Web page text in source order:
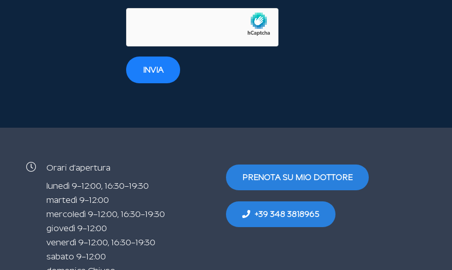
INVIA
Orari d’apertura
lunedì 9–12:00, 16:30–19:30
martedì 9–12:00
mercoledì 9–12:00, 16:30–19:30
giovedì 9–12:00
venerdì 9–12:00, 16:30–19:30
sabato 9–12:00
PRENOTA SU MIO DOTTORE
+39 348 3818965